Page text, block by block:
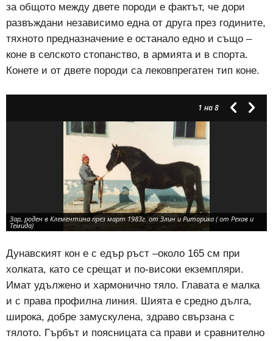
за общото между двете породи е фактът, че дори
развъждани независимо една от друга през годините,
тяхното предназначение е останало едно и също –
коне в селското стопанство, в армията и в спорта.
Конете и от двете породи са лековпрегатен тип коне.
1 на 8
Зар, роден в Клементина през март 1983г. от Злин и Риторика ( от Рехав и
Темида)
Дунавският кон е с едър ръст –около 165 см при
холката, като се срещат и по-високи екземпляри.
Имат удължено и хармонично тяло. Главата е малка
и с права профилна линия. Шията е средно дълга,
широка, добре замускулена, здраво свързана с
тялото. Гърбът и поясницата са прави и сравнително